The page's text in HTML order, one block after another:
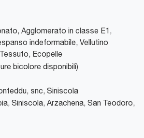
Agglomerato in classe E1,
indeformabile, Vellutino
Ecopelle
bicolore disponibili)
snc, Siniscola
Siniscola, Arzachena, San Teodoro,